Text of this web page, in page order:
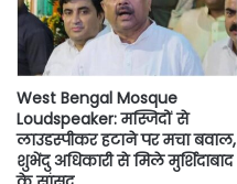
k
p
k
West Bengal Mosque
Loudspeaker: मस्जिदों से
लाउडस्पीकर हटाने पर मचा बवाल,
शुभेंदु अधिकारी से मिले मुर्शिदाबाद